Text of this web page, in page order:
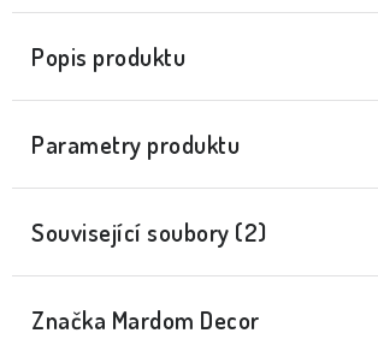
Popis produktu
Parametry produktu
Související soubory (2)
Značka Mardom Decor